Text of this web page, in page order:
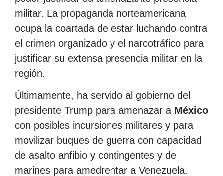
militar. La propaganda norteamericana
ocupa la coartada de estar luchando contra
el crimen organizado y el narcotráfico para
justificar su extensa presencia militar en la
región.
Últimamente, ha servido al gobierno del
presidente Trump para amenazar a México
con posibles incursiones militares y para
movilizar buques de guerra con capacidad
de asalto anfibio y contingentes y de
marines para amedrentar a Venezuela.